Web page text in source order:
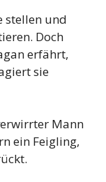
stellen und
Doch
erfährt,
sie
Mann
ein Feigling,